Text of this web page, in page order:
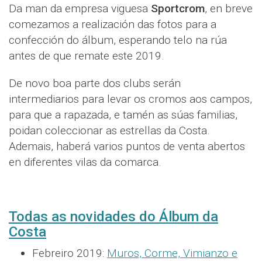
Da man da empresa viguesa Sportcrom, en breve
comezamos a realización das fotos para a
confección do álbum, esperando telo na rúa
antes de que remate este 2019.
De novo boa parte dos clubs serán
intermediarios para levar os cromos aos campos,
para que a rapazada, e tamén as súas familias,
poidan coleccionar as estrellas da Costa.
Ademais, haberá varios puntos de venta abertos
en diferentes vilas da comarca.
Todas as novidades do Álbum da
Costa
Febreiro 2019: Muros, Corme, Vimianzo e